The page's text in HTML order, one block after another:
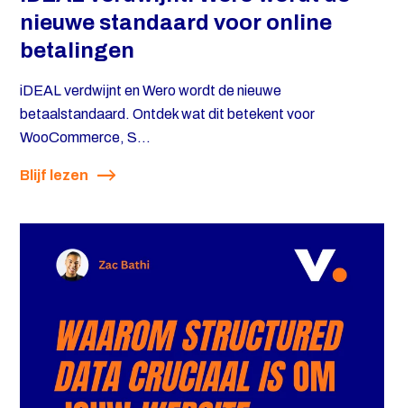
nieuwe standaard voor online
betalingen
iDEAL verdwijnt en Wero wordt de nieuwe
betaalstandaard. Ontdek wat dit betekent voor
WooCommerce, S...
Blijf lezen